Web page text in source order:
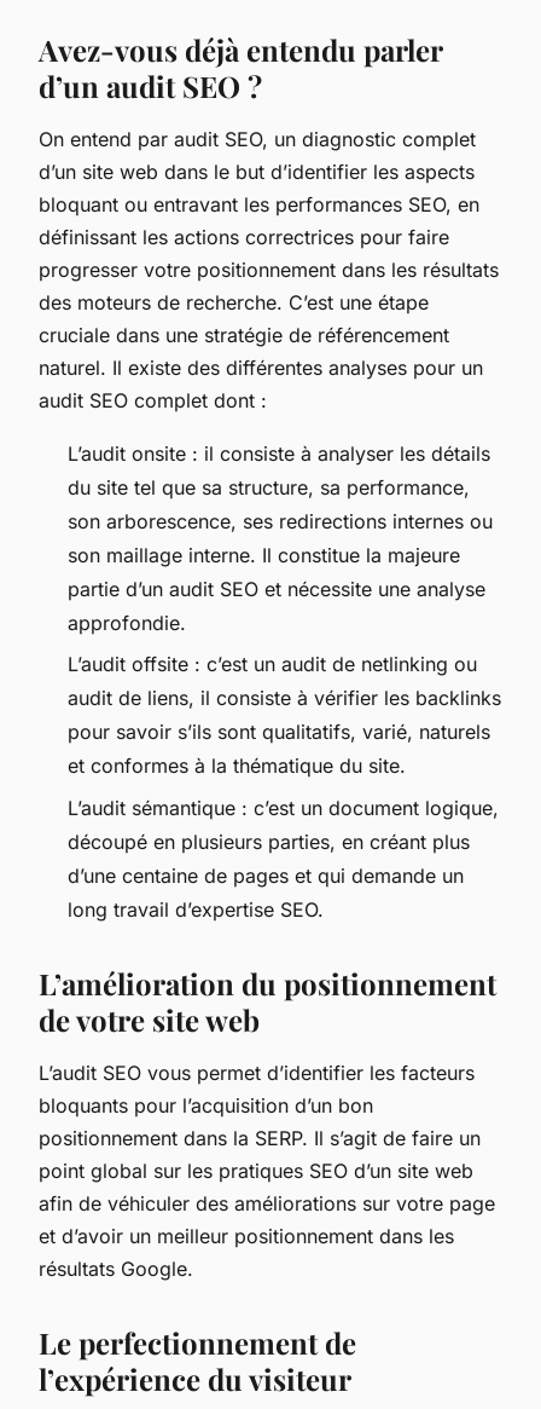
Avez-vous déjà entendu parler
d’un audit SEO ?
On entend par audit SEO, un diagnostic complet
d’un site web dans le but d’identifier les aspects
bloquant ou entravant les performances SEO, en
définissant les actions correctrices pour faire
progresser votre positionnement dans les résultats
des moteurs de recherche. C’est une étape
cruciale dans une stratégie de référencement
naturel. Il existe des différentes analyses pour un
audit SEO complet dont :
L’audit onsite : il consiste à analyser les détails
du site tel que sa structure, sa performance,
son arborescence, ses redirections internes ou
son maillage interne. Il constitue la majeure
partie d’un audit SEO et nécessite une analyse
approfondie.
L’audit offsite : c’est un audit de netlinking ou
audit de liens, il consiste à vérifier les backlinks
pour savoir s’ils sont qualitatifs, varié, naturels
et conformes à la thématique du site.
L’audit sémantique : c’est un document logique,
découpé en plusieurs parties, en créant plus
d’une centaine de pages et qui demande un
long travail d’expertise SEO.
L’amélioration du positionnement
de votre site web
L’audit SEO vous permet d’identifier les facteurs
bloquants pour l’acquisition d’un bon
positionnement dans la SERP. Il s’agit de faire un
point global sur les pratiques SEO d’un site web
afin de véhiculer des améliorations sur votre page
et d’avoir un meilleur positionnement dans les
résultats Google.
Le perfectionnement de
l’expérience du visiteur